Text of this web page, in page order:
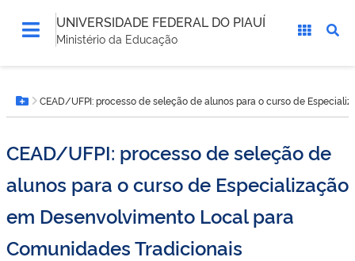
UNIVERSIDADE FEDERAL DO PIAUÍ
Ministério da Educação
está
aqui:Botão Menu
CEAD/UFPI: processo de seleção de alunos para o curso de
CEAD/UFPI: processo de seleção de
alunos para o curso de Especialização
em Desenvolvimento Local para
Comunidades Tradicionais